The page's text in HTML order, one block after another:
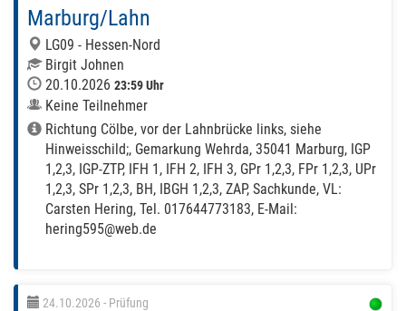
Marburg/Lahn
LG09 - Hessen-Nord
Birgit Johnen
20.10.2026 23:59 Uhr
Keine Teilnehmer
Richtung Cölbe, vor der Lahnbrücke links, siehe
Hinweisschild;, Gemarkung Wehrda, 35041 Marburg, IGP
1,2,3, IGP-ZTP, IFH 1, IFH 2, IFH 3, GPr 1,2,3, FPr 1,2,3, UPr
1,2,3, SPr 1,2,3, BH, IBGH 1,2,3, ZAP, Sachkunde, VL:
Carsten Hering, Tel. 017644773183, E-Mail:
hering595@web.de
24.10.2026 - Prüfung